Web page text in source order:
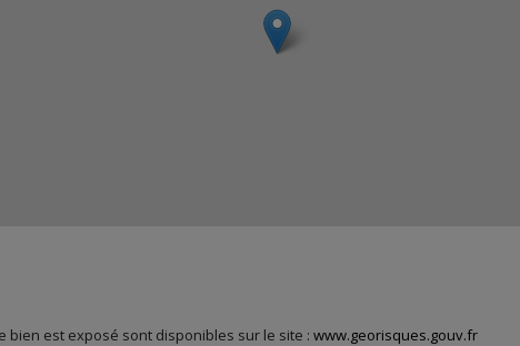
est exposé sont disponibles sur le site : www.georisques.gouv.fr